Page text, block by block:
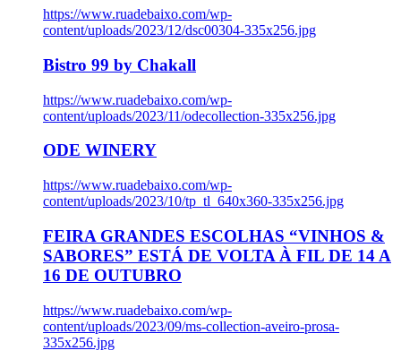
https://www.ruadebaixo.com/wp-
content/uploads/2023/12/dsc00304-335x256.jpg
Bistro 99 by Chakall
https://www.ruadebaixo.com/wp-
content/uploads/2023/11/odecollection-335x256.jpg
ODE WINERY
https://www.ruadebaixo.com/wp-
content/uploads/2023/10/tp_tl_640x360-335x256.jpg
FEIRA GRANDES ESCOLHAS “VINHOS &
SABORES” ESTÁ DE VOLTA À FIL DE 14 A
16 DE OUTUBRO
https://www.ruadebaixo.com/wp-
content/uploads/2023/09/ms-collection-aveiro-prosa-
335x256.jpg